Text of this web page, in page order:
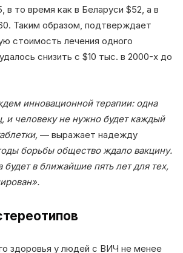
в то время как в Беларуси $52, а в
Таким образом, подтверждает
стоимость лечения одного
снизить с $10 тыс. в 2000-х до
инновационной терапии: одна
и человеку не нужно будет каждый
— выражает надежду
борьбы общество ждало вакцину.
будет в ближайшие пять лет для тех,
здоровья у людей с ВИЧ не менее